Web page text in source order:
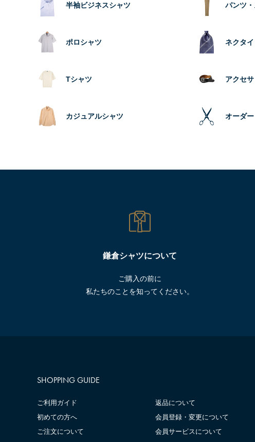
半袖ビジネスシャツ
ポロシャツ
Tシャツ
カジュアルシャツ
パンツ
ネクタイ
アクセ
オーダー
鎌倉シャツについて
ご購入の前に
私たちのことを知ってください。
SHOPPING GUIDE
ご利用ガイド
初めての方へ
ご注文について
返品について
会員登録・変更について
会員サービスについて